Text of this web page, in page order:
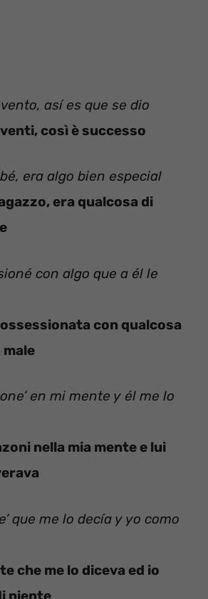
así es que se dio
così è successo
era algo bien especial
era qualcosa di
con algo que a él le
con qualcosa
male
en mi mente y él me lo
nella mia mente e lui
que me lo decía y yo como
che me lo diceva ed io
niente